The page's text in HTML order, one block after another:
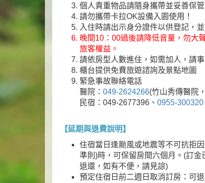
個人貴重物品請隨身攜帶並妥善保
請勿攜帶卡拉OK設備入園使用！
入住時請出示身分證件以供登記，
晚間10：00過後請降低音量，勿大
旅客權益。
請依房型人數進住，如需加人，請事
櫃台提供免費旅遊諮詢及景點地圖
緊急事故聯絡電話
醫院： 049-2624266(竹山秀傳醫院
民宿：049-2677396、 0955-300320
【延期與退費說明】
住宿當日逢颱風或地震等不可抗拒
準則)時，可保留房間六個月。(訂
退還，如有不便，請見諒)
預定住宿日前二週日取消訂房：可退